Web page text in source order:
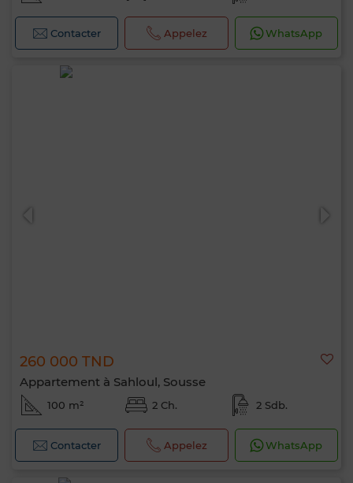
Contacter Appelez WhatsApp
260 000 TND
Appartement à Sahloul, Sousse
100 m² 2 Ch. 2 Sdb.
Contacter Appelez WhatsApp